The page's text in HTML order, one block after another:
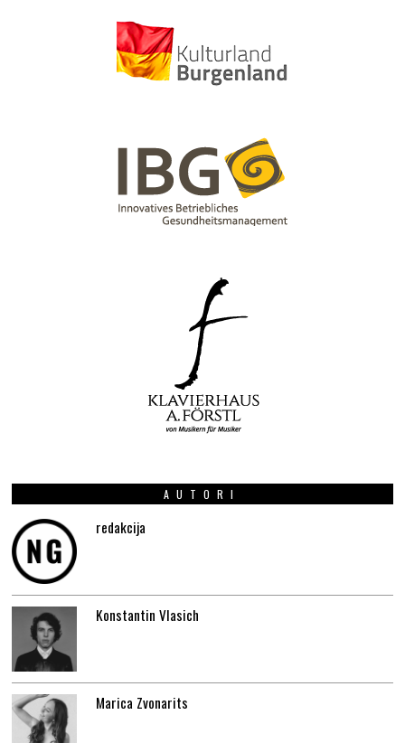
AUTORI
redakcija
Konstantin Vlasich
Marica Zvonarits